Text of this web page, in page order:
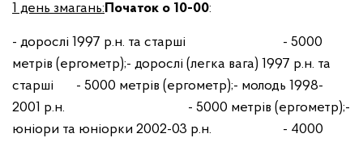
1 день змагань:Початок о 10-00:
- дорослі 1997 р.н. та старші - 5000
метрів (ергометр);- дорослі (легка вага) 1997 р.н. та
старші - 5000 метрів (ергометр);- молодь 1998-
2001 р.н. - 5000 метрів (ергометр);-
юніори та юніорки 2002-03 р.н. - 4000